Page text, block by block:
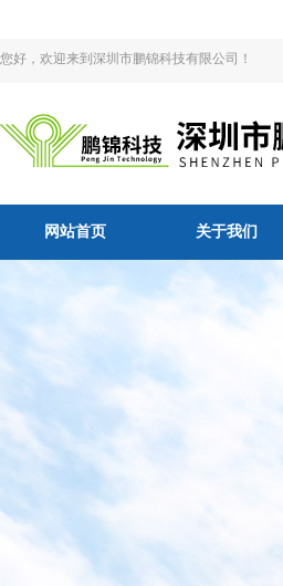
您好，欢迎来到深圳市鹏锦科技有限公司！
网站首页 关于我们